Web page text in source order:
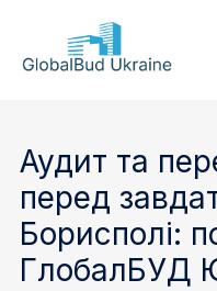
GLOBALBUD
Аудит та
перед
Борисполі:
ГлобалБУД